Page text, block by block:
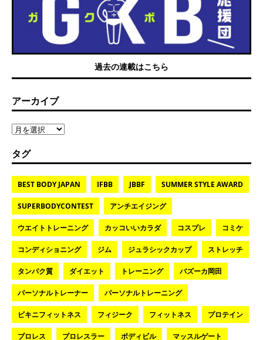
過去の連載はこちら
アーカイブ
タグ
BEST BODY JAPAN IFBB JBBF SUMMER STYLE AWARD
SUPERBODYCONTEST アンチエイジング
ウエイトトレーニング カッコいいカラダ コスプレ コミケ
コンディショニング ジム ジュラシックカップ ストレッチ
タンパク質 ダイエット トレーニング バズーカ岡田
パーソナルトレーナー パーソナルトレーニング
ビキニフィットネス フィジーク フィットネス プロテイン
プロレス プロレスラー ボディビル マッスルゲート